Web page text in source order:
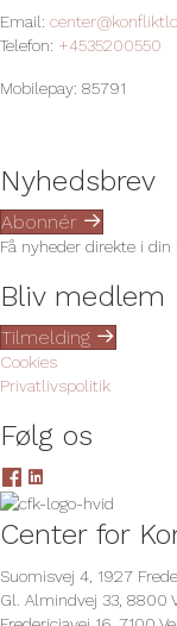
Email:
Telefon: +4535200550
Mobilepay: 85791
Nyhedsbrev
Abonnér
Få nyheder direkte i din
Bliv medlem
Tilmelding
Cookies
Privatlivspolitik
Følg os
L
i
k
t
i
l
L
i
k
t
i
l
Center for
Suomisvej 4, 1927
Gl. Almindvej 33, 8800